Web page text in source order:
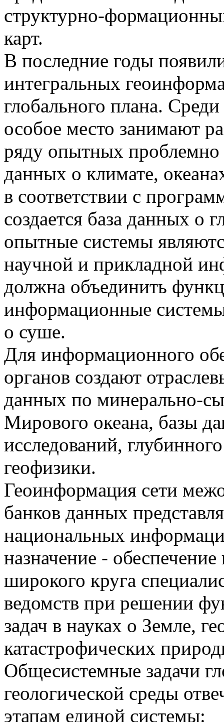
структурно-
карт.
В последние годы
интегральных
глобального плана.
особое место занимают
ряду опытных
данных о климате,
в соответствии с
создается база данных о
опытные системы
научной и прикладной
должна объединить
информационные
о суше.
Для информационного
органов создают
данных по минерально-
Мирового океана, базы
исследований,
геофизики.
Геоинформация сети
банков данных
национальных
назначение -
широкого круга
ведомств при решении
задач в науках о Земле,
катастрофических
Общесистемные задачи
геологической среды
этапам единой системы: